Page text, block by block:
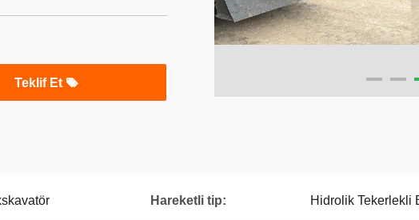
Teklif Et
Hareketli tip: Hidrolik Tekerlekli